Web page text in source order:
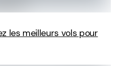
les meilleurs vols pour